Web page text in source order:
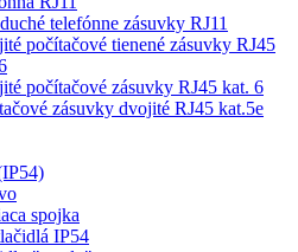
telefónne zásuvky RJ11
počítačové tienené zásuvky RJ45
počítačové zásuvky RJ45 kat. 6
zásuvky dvojité RJ45 kat.5e
spojka
IP54